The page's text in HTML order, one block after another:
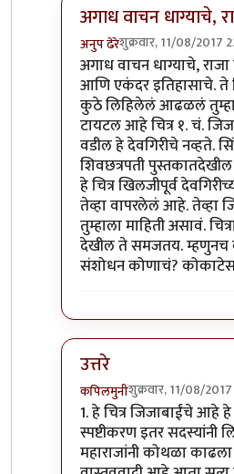
अगाध वाचन धाग्याचे,
अनुप ढेरेशुक्रवार, 11/08/2017
In reply toक्षमा करा
अगाध वाचन धाग्याचे,
आणि एकंदर इतिहासाचे. ते
कुठे लिहिलेलं आढळलं
टायटल आहे चित्र १. चं.
वडील हे देवगिरीचे नव्हते.
शिवछत्रपती
हे चित्र खिलजीपूर्व
तेव्हा वापरलेलं आहे. तेव्हा
तुम्हाला माहिती असावं.
देखील ते समजतय. म्हणुनच
संशोधन कोणाचं?
उत्तरे
कपिलमुनीशुक्रवार, 11/08/
In reply toक्षमा करा
1. हे चित्र जिजाबाईंचे आहे
स्पष्टीकरण इतर सदस्यांनी
महाराजांनी कोथळा